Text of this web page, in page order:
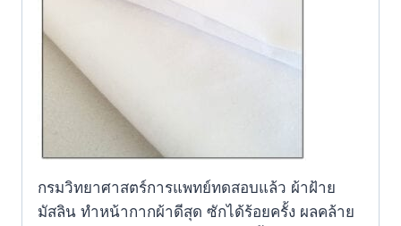
กรมวิทยาศาสตร์การแพทย์ทดสอบแล้ว ผ้าฝ้าย
มัสลิน ทำหน้ากากผ้าดีสุด ซักได้ร้อยครั้ง ผลคล้าย